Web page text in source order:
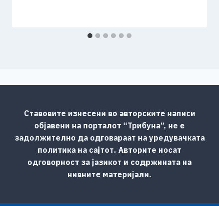
Ставовите изнесени во авторските написи
објавени на порталот “Трибуна”, не е
задолжително да одговараат на уредувачката
политика на сајтот. Авторите носат
одговорност за јазикот и содржината на
нивните материјали.